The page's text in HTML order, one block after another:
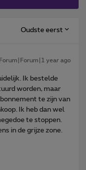
Oudste eerst
Forum|Forum|1 year ago
Ik bestelde
worden, maar
te zijn van
Ik heb dan wel
te stoppen.
in de grijze zone.